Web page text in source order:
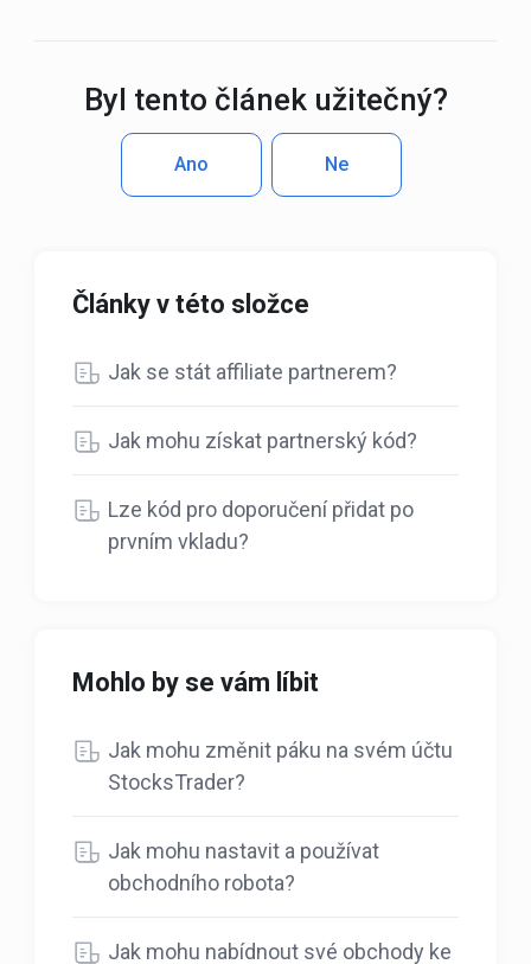
Byl tento článek užitečný?
Ne
Ano
Články v této složce
Jak se stát affiliate partnerem?
Jak mohu získat partnerský kód?
Lze kód pro doporučení přidat po
prvním vkladu?
Mohlo by se vám líbit
Jak mohu změnit páku na svém účtu
StocksTrader?
Jak mohu nastavit a používat
obchodního robota?
Jak mohu nabídnout své obchody ke